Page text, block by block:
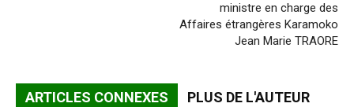
ministre en charge des
Affaires étrangères Karamoko
Jean Marie TRAORE
ARTICLES CONNEXES PLUS DE L'AUTEUR